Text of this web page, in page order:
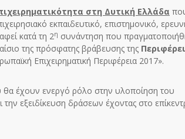
στη Δυτική Ελλάδα
εκπαιδευτικό, επιστημονικό,
κατά τη 2η συνάντηση που
της πρόσφατης βράβευσης της
Επιχειρηματική Περιφέρεια 2017».
θα έχουν ενεργό ρόλο στην υλοποίηση του
την εξειδίκευση δράσεων έχοντας στο